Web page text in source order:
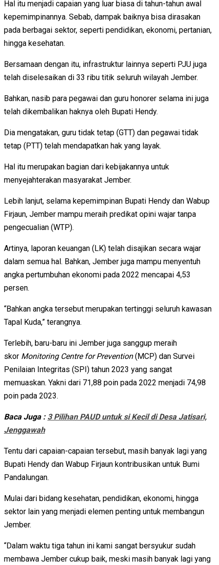
Hal itu menjadi capaian yang luar biasa di tahun-tahun awal
kepemimpinannya. Sebab, dampak baiknya bisa dirasakan
pada berbagai sektor, seperti pendidikan, ekonomi, pertanian,
hingga kesehatan.
Bersamaan dengan itu, infrastruktur lainnya seperti PJU juga
telah diselesaikan di 33 ribu titik seluruh wilayah Jember.
Bahkan, nasib para pegawai dan guru honorer selama ini juga
telah dikembalikan haknya oleh Bupati Hendy.
Dia mengatakan, guru tidak tetap (GTT) dan pegawai tidak
tetap (PTT) telah mendapatkan hak yang layak.
Hal itu merupakan bagian dari kebijakannya untuk
menyejahterakan masyarakat Jember.
Lebih lanjut, selama kepemimpinan Bupati Hendy dan Wabup
Firjaun, Jember mampu meraih predikat opini wajar tanpa
pengecualian (WTP).
Artinya, laporan keuangan (LK) telah disajikan secara wajar
dalam semua hal. Bahkan, Jember juga mampu menyentuh
angka pertumbuhan ekonomi pada 2022 mencapai 4,53
persen.
“Bahkan angka tersebut merupakan tertinggi seluruh kawasan
Tapal Kuda,” terangnya.
Terlebih, baru-baru ini Jember juga sanggup meraih
skor Monitoring Centre for Prevention(MCP) dan Survei
Penilaian Integritas (SPI) tahun 2023 yang sangat
memuaskan. Yakni dari 71,88 poin pada 2022 menjadi 74,98
poin pada 2023.
Baca Juga : 3 Pilihan PAUD untuk si Kecil di Desa Jatisari,
Jenggawah
Tentu dari capaian-capaian tersebut, masih banyak lagi yang
Bupati Hendy dan Wabup Firjaun kontribusikan untuk Bumi
Pandalungan.
Mulai dari bidang kesehatan, pendidikan, ekonomi, hingga
sektor lain yang menjadi elemen penting untuk membangun
Jember.
“Dalam waktu tiga tahun ini kami sangat bersyukur sudah
membawa Jember cukup baik, meski masih banyak lagi yang